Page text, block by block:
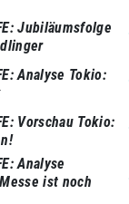
Jubiläumsfolge
Analyse Tokio:
Vorschau Tokio:
Analyse
ist noch